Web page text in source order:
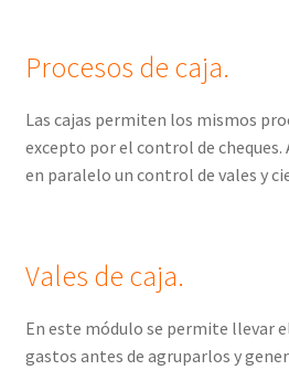
Procesos de caja.
Las cajas permiten los mismos
excepto por el control de cheques.
en paralelo un control de vales y
Vales de caja.
En este módulo se permite llevar
gastos antes de agruparlos y